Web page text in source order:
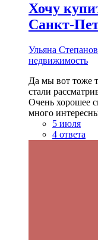
Хочу
Санкт-
Ульяна
недвижимость
Да мы вот тоже
стали
Очень хорошее
много
5 июля
4 ответа